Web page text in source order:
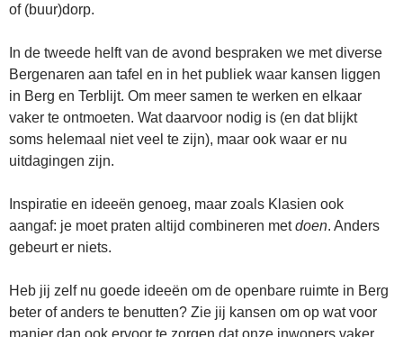
of (buur)dorp.
In de tweede helft van de avond bespraken we met diverse
Bergenaren aan tafel en in het publiek waar kansen liggen
in Berg en Terblijt. Om meer samen te werken en elkaar
vaker te ontmoeten. Wat daarvoor nodig is (en dat blijkt
soms helemaal niet veel te zijn), maar ook waar er nu
uitdagingen zijn.
Inspiratie en ideeën genoeg, maar zoals Klasien ook
aangaf: je moet praten altijd combineren metdoen. Anders
gebeurt er niets.
Heb jij zelf nu goede ideeën om de openbare ruimte in Berg
beter of anders te benutten? Zie jij kansen om op wat voor
manier dan ook ervoor te zorgen dat onze inwoners vaker